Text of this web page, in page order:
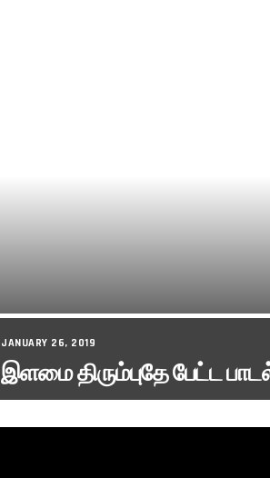
JANUARY 26, 2019
இளமை திரும்புதே பேட்ட